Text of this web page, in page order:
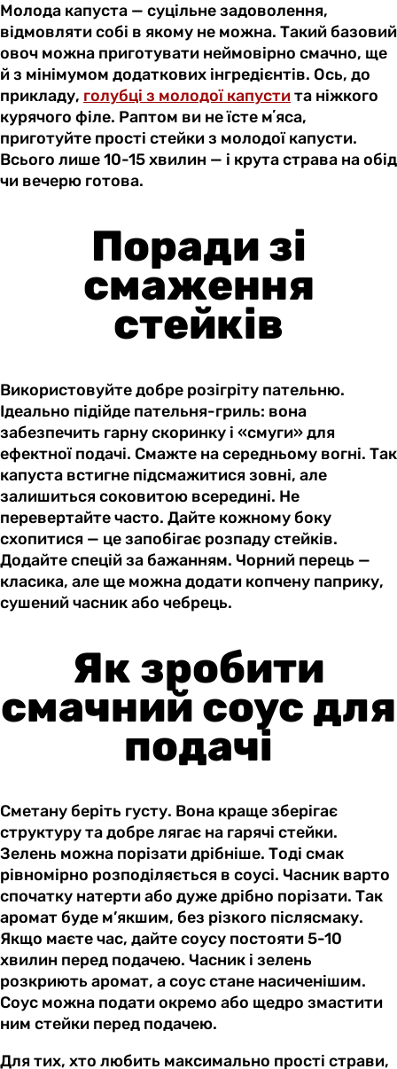
Молода капуста — суцільне задоволення,
відмовляти собі в якому не можна. Такий базовий
овоч можна приготувати неймовірно смачно, ще
й з мінімумом додаткових інгредієнтів. Ось, до
прикладу, голубці з молодої капустита ніжкого
курячого філе. Раптом ви не їсте мʼяса,
приготуйте прості стейки з молодої капусти.
Всього лише 10-15 хвилин — і крута страва на обід
чи вечерю готова.
Поради зі
смаження
стейків
Використовуйте добре розігріту пательню.
Ідеально підійде пательня-гриль: вона
забезпечить гарну скоринку і «смуги» для
ефектної подачі. Смажте на середньому вогні. Так
капуста встигне підсмажитися зовні, але
залишиться соковитою всередині. Не
перевертайте часто. Дайте кожному боку
схопитися — це запобігає розпаду стейків.
Додайте спецій за бажанням. Чорний перець —
класика, але ще можна додати копчену паприку,
сушений часник або чебрець.
Як зробити
смачний соус для
подачі
Сметану беріть густу. Вона краще зберігає
структуру та добре лягає на гарячі стейки.
Зелень можна порізати дрібніше. Тоді смак
рівномірно розподіляється в соусі. Часник варто
спочатку натерти або дуже дрібно порізати. Так
аромат буде м’якшим, без різкого післясмаку.
Якщо маєте час, дайте соусу постояти 5-10
хвилин перед подачею. Часник і зелень
розкриють аромат, а соус стане насиченішим.
Соус можна подати окремо або щедро змастити
ним стейки перед подачею.
Для тих, хто любить максимально прості страви,